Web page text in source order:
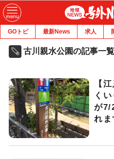
GOトピ 最新News 求人
古川親水公園の記事一覧
【
く
が7/
れま